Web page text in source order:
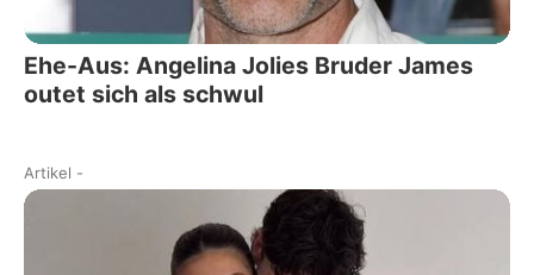
Ehe-Aus: Angelina Jolies Bruder James
outet sich als schwul
Artikel -